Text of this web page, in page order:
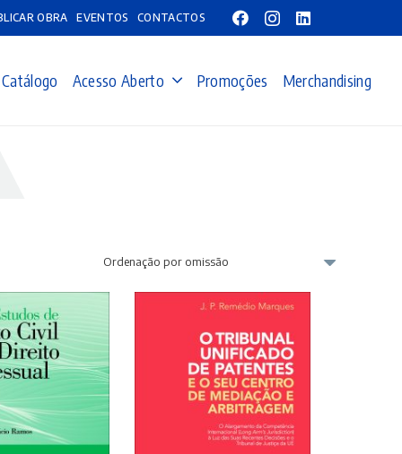
OBRA EVENTOS CONTACTOS
Catálogo Acesso Aberto Promoções Merchandising